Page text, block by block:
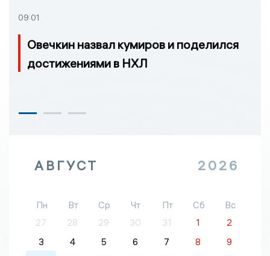
09:01
Овечкин назвал кумиров и поделился
достижениями в НХЛ
АВГУСТ 2026
Пн Вт Ср Чт Пт Сб
Вс
27
28 29 30 31 1
2
3
4 5 6 7 8
9